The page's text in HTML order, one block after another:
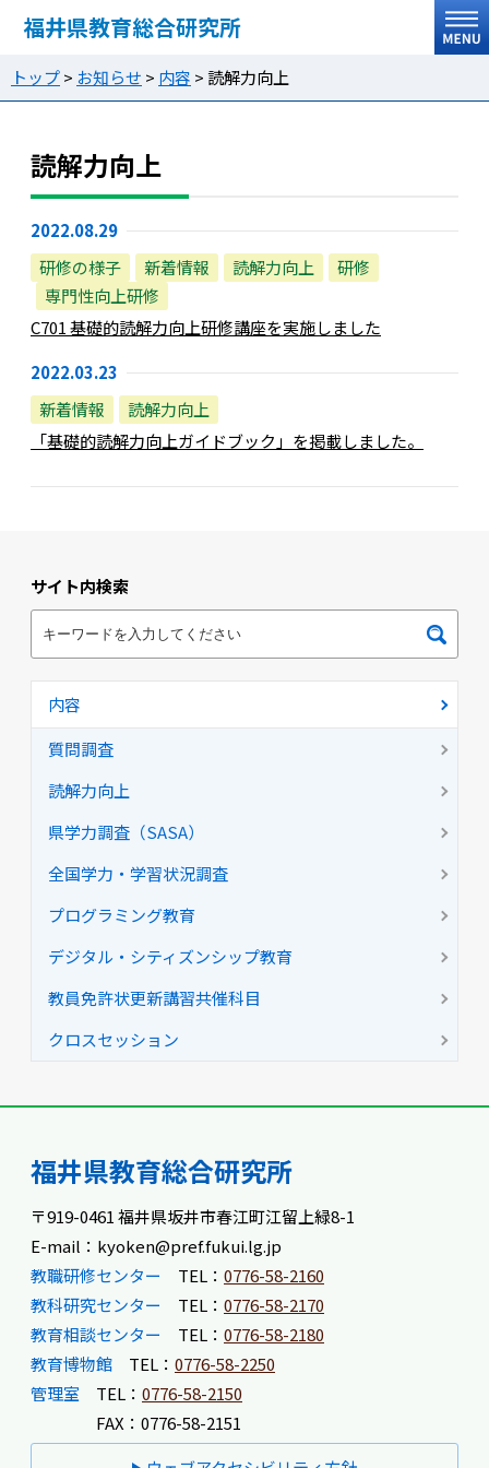
福井県教育総合研究所
トップ> お知らせ > 内容 >読解力向上
読解力向上
2022.08.29
研修の様子
新着情報 読解力向上
研修
専門性向上研修
C701 基礎的読解力向上研修講座を実施しました
2022.03.23
新着情報
読解力向上
「基礎的読解力向上ガイドブック」を掲載しました。
サイト内検索
内容
質問調査
読解力向上
県学力調査（SASA）
全国学力・学習状況調査
プログラミング教育
デジタル・シティズンシップ教育
教員免許状更新講習共催科目
クロスセッション
福井県教育総合研究所
〒919-0461 福井県坂井市春江町江留上緑8-1
E-mail：kyoken@pref.fukui.lg.jp
教職研修センター
TEL： 0776-58-2160
教科研究センター
TEL： 0776-58-2170
教育相談センター
TEL： 0776-58-2180
教育博物館
TEL： 0776-58-2250
管理室
TEL： 0776-58-2150
FAX：0776-58-2151